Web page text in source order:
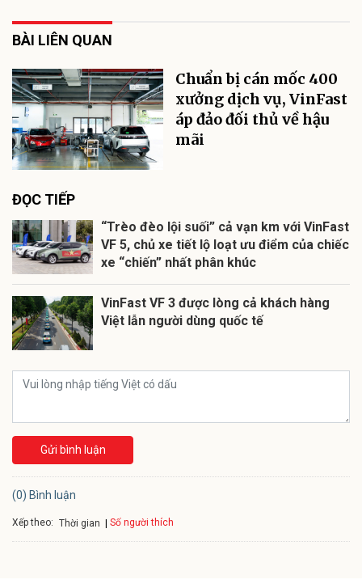
BÀI LIÊN QUAN
Chuẩn bị cán mốc 400
xưởng dịch vụ, VinFast
áp đảo đối thủ về hậu
mãi
ĐỌC TIẾP
“Trèo đèo lội suối” cả vạn km với VinFast
VF 5, chủ xe tiết lộ loạt ưu điểm của chiếc
xe “chiến” nhất phân khúc
VinFast VF 3 được lòng cả khách hàng
Việt lẫn người dùng quốc tế
Gửi bình luận
(0) Bình luận
Xếp theo: Thời gian Số người thích